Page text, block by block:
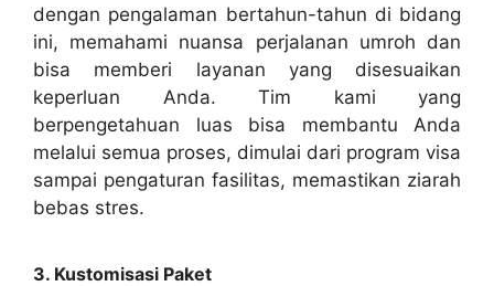
dengan pengalaman bertahun-tahun di bidang
ini, memahami nuansa perjalanan umroh dan
bisa memberi layanan yang disesuaikan
keperluan Anda. Tim kami yang
berpengetahuan luas bisa membantu Anda
melalui semua proses, dimulai dari program visa
sampai pengaturan fasilitas, memastikan ziarah
bebas stres.
3. Kustomisasi Paket